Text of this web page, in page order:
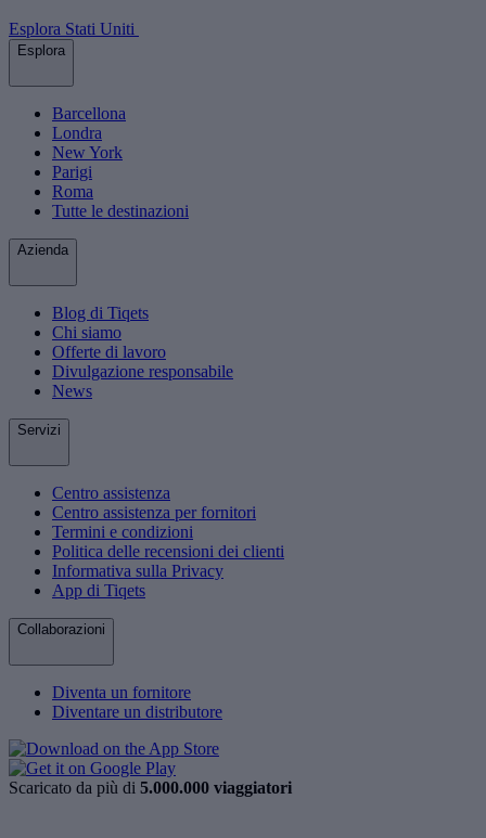
Esplora Stati Uniti
Esplora
Barcellona
Londra
New York
Parigi
Roma
Tutte le destinazioni
Azienda
Blog di Tiqets
Chi siamo
Offerte di lavoro
Divulgazione responsabile
News
Servizi
Centro assistenza
Centro assistenza per fornitori
Termini e condizioni
Politica delle recensioni dei clienti
Informativa sulla Privacy
App di Tiqets
Collaborazioni
Diventa un fornitore
Diventare un distributore
Scaricato da più di 5.000.000 viaggiatori